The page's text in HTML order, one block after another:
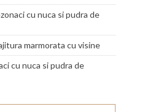
cu nuca si pudra de
marmorata cu visine
cu nuca si pudra de